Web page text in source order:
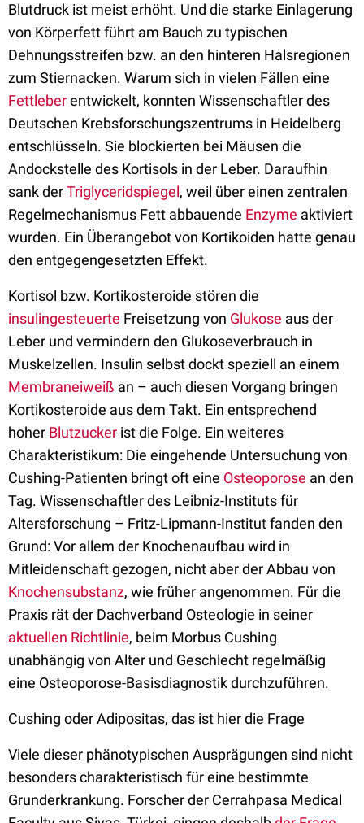
Blutdruck ist meist erhöht. Und die starke Einlagerung
von Körperfett führt am Bauch zu typischen
Dehnungsstreifen bzw. an den hinteren Halsregionen
zum Stiernacken. Warum sich in vielen Fällen eine
Fettleberentwickelt, konnten Wissenschaftler des
Deutschen Krebsforschungszentrums in Heidelberg
entschlüsseln. Sie blockierten bei Mäusen die
Andockstelle des Kortisols in der Leber. Daraufhin
sank derTriglyceridspiegel, weil über einen zentralen
Regelmechanismus Fett abbauende Enzyme aktiviert
wurden. Ein Überangebot von Kortikoiden hatte genau
den entgegengesetzten Effekt.
Kortisol bzw. Kortikosteroide stören die
insulingesteuerte Freisetzung von Glukose aus der
Leber und vermindern den Glukoseverbrauch in
Muskelzellen. Insulin selbst dockt speziell an einem
Membraneiweiß an – auch diesen Vorgang bringen
Kortikosteroide aus dem Takt. Ein entsprechend
hoher Blutzucker ist die Folge. Ein weiteres
Charakteristikum: Die eingehende Untersuchung von
Cushing-Patienten bringt oft eine Osteoporose an den
Tag. Wissenschaftler des Leibniz-Instituts für
Altersforschung – Fritz-Lipmann-Institut fanden den
Grund: Vor allem der Knochenaufbau wird in
Mitleidenschaft gezogen, nicht aber der Abbau von
Knochensubstanz, wie früher angenommen. Für die
Praxis rät der Dachverband Osteologie in seiner
aktuellen Richtlinie, beim Morbus Cushing
unabhängig von Alter und Geschlecht regelmäßig
eine Osteoporose-Basisdiagnostik durchzuführen.
Cushing oder Adipositas, das ist hier die Frage
Viele dieser phänotypischen Ausprägungen sind nicht
besonders charakteristisch für eine bestimmte
Grunderkrankung. Forscher der Cerrahpasa Medical